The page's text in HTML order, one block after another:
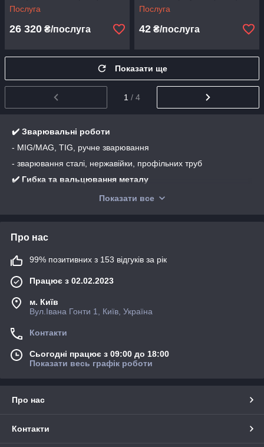
Послуга
26 320 ₴/послуга
Послуга
42 ₴/послуга
Показати ще
1 / 4
✔️ Зварювальні роботи
- MIG/MAG, TIG, ручне зварювання
- зварювання сталі, нержавійки, профільних труб
✔️ Гибка та вальцювання металу
- гнуття труб, профілю, смуги
- свердління отворів та нарізання різьби
- фрезерні роботи по металу
✔️Полірування та шліфування металу
- підготовка під фарбування
- декоративна обробка поверхні
- фарбування виробів
- праймер, ґрунтування, антикорозійна обробка
Монтаж/демонтаж металоконструкцій
- встановлення під ключ
- транспортування металових конструкцій
Показати все
Про нас
99% позитивних з 153 відгуків за рік
Працює з 02.02.2023
м. Київ
Вул.Івана Гонти 1, Київ, Україна
Контакти
Сьогодні працює з 09:00 до 18:00
Показати весь графік роботи
Про нас
Контакти